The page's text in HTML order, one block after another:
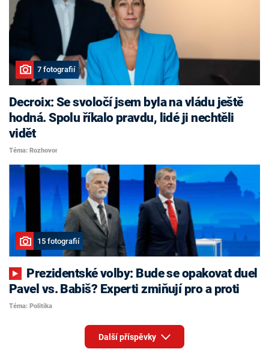
7 fotografií
Decroix: Se svoločí jsem byla na vládu ještě
hodná. Spolu říkalo pravdu, lidé ji nechtěli
vidět
Téma: Rozhovor
15 fotografií
Pavel vs. Babiš? Experti zmiňují pro a proti
Téma: Politika
Další příspěvky